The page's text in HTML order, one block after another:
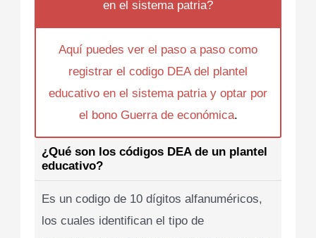
en el sistema patria?
Aquí puedes ver el paso a paso como
registrar el codigo DEA del plantel
educativo en el sistema patria y optar por
el bono Guerra de económica.
¿Qué son los códigos DEA de un plantel
educativo?
Es un codigo de 10 dígitos alfanuméricos,
los cuales identifican el tipo de